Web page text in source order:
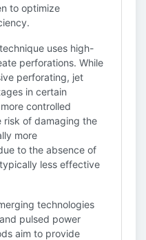
to optimize
uses high-
perforations. While
perforating, jet
in certain
controlled
risk of damaging the
more
to the absence of
less effective
technologies
pulsed power
aim to provide